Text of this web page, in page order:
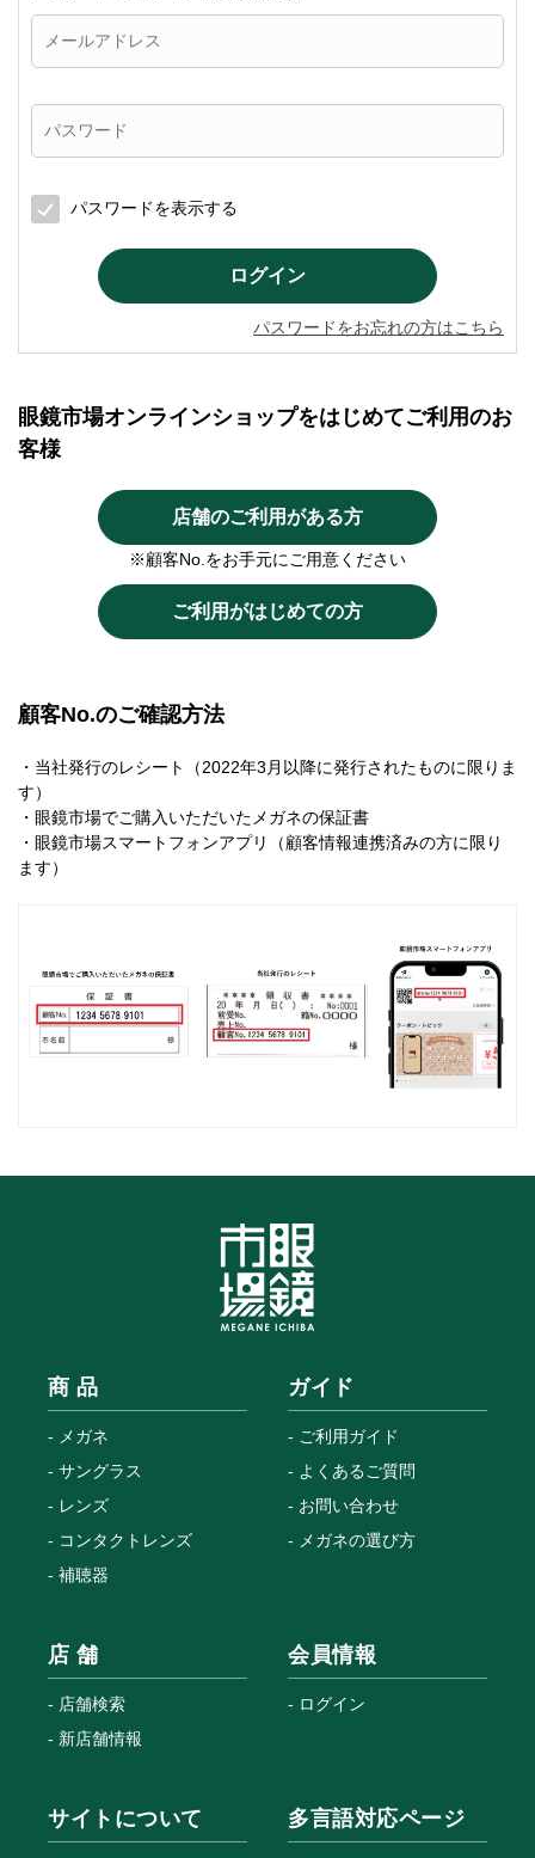
パスワードを表示する
パスワードをお忘れの方はこちら
眼鏡市場オンラインショップをはじめてご利用のお
客様
店舗のご利用がある方
※顧客No.をお手元にご用意ください
ご利用がはじめての方
顧客No.のご確認方法
・当社発行のレシート（2022年3月以降に発行されたものに限りま
す）
・眼鏡市場でご購入いただいたメガネの保証書
・眼鏡市場スマートフォンアプリ（顧客情報連携済みの方に限り
ます）
商 品
メガネ
サングラス
レンズ
コンタクトレンズ
補聴器
ガイド
ご利用ガイド
よくあるご質問
お問い合わせ
メガネの選び方
店 舗
店舗検索
新店舗情報
会員情報
ログイン
サイトについて 多言語対応ページ